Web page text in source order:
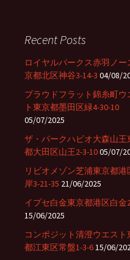
h
f
o
:
Recent Posts
ロイヤルパークス赤羽ノー
京都北区神谷3-14-3 04/08/
プラウドフラット錦糸町ウ
ト東京都墨田区緑4-30-10
05/07/2025
ザ・パークハビオ大森山王
都大田区山王2-3-1005/07/
リビオメゾン芝浦東京都港
岸3-21-35 21/06/2025
イプセ白金東京都港区白金
15/06/2025
コンポジット清澄ウエスト
都江東区常盤1-3-615/06/